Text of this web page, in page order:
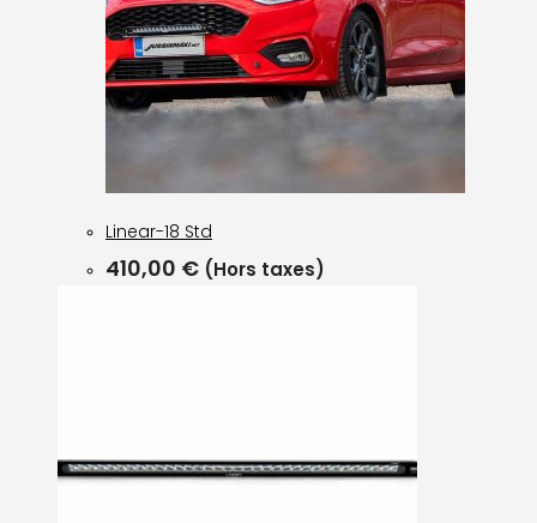
Linear-18 Std
410,00 € (Hors taxes)